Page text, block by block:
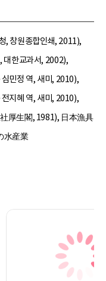
, 창원종합인쇄, 2011),
대한교과서, 2002),
민정 역, 새미, 2010),
지혜 역, 새미, 2010),
厚生閣, 1981), 日本漁具
水産業